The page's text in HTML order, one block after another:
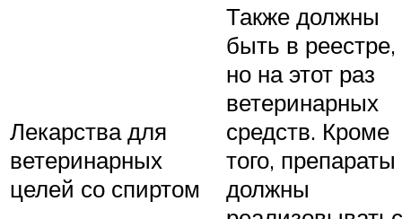
Лекарства для
ветеринарных
целей со спиртом
Также должны
быть в реестре,
но на этот раз
ветеринарных
средств. Кроме
того, препараты
должны